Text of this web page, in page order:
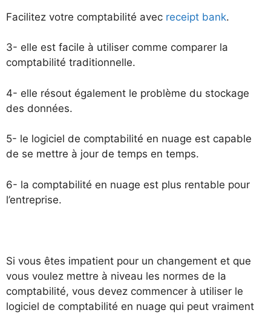
Facilitez votre comptabilité avec receipt bank.
3- elle est facile à utiliser comme comparer la
comptabilité traditionnelle.
4- elle résout également le problème du stockage
des données.
5- le logiciel de comptabilité en nuage est capable
de se mettre à jour de temps en temps.
6- la comptabilité en nuage est plus rentable pour
l’entreprise.
Si vous êtes impatient pour un changement et que
vous voulez mettre à niveau les normes de la
comptabilité, vous devez commencer à utiliser le
logiciel de comptabilité en nuage qui peut vraiment